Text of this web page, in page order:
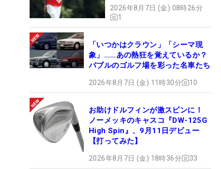
2026年8月7日 (金) 08時26分
1
「いつかはクラウン」「シーマ現
象」……あの熱狂を覚えているか？
バブルのゴルフ場を彩った名車たち
2026年8月7日 (金) 11時30分 10
お助けドルフィンが激スピンに！
ノーメッキのキャスコ『DW-125G
High Spin』、9月11日デビュー
【打ってみた】
2026年8月7日 (金) 18時36分 33